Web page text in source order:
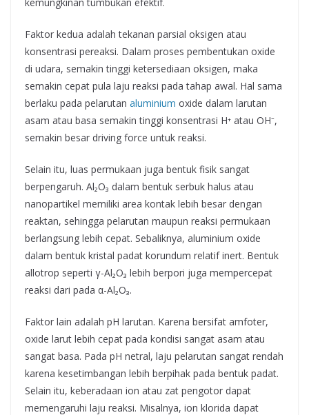
Faktor kedua adalah tekanan parsial oksigen atau
konsentrasi pereaksi. Dalam proses pembentukan oxide
di udara, semakin tinggi ketersediaan oksigen, maka
semakin cepat pula laju reaksi pada tahap awal. Hal sama
berlaku pada pelarutan aluminium oxide dalam larutan
asam atau basa semakin tinggi konsentrasi H⁺ atau OH⁻,
semakin besar driving force untuk reaksi.
Selain itu, luas permukaan juga bentuk fisik sangat
berpengaruh. Al₂O₃ dalam bentuk serbuk halus atau
nanopartikel memiliki area kontak lebih besar dengan
reaktan, sehingga pelarutan maupun reaksi permukaan
berlangsung lebih cepat. Sebaliknya, aluminium oxide
dalam bentuk kristal padat korundum relatif inert. Bentuk
allotrop seperti γ-Al₂O₃ lebih berpori juga mempercepat
reaksi dari pada α-Al₂O₃.
Faktor lain adalah pH larutan. Karena bersifat amfoter,
oxide larut lebih cepat pada kondisi sangat asam atau
sangat basa. Pada pH netral, laju pelarutan sangat rendah
karena kesetimbangan lebih berpihak pada bentuk padat.
Selain itu, keberadaan ion atau zat pengotor dapat
memengaruhi laju reaksi. Misalnya, ion klorida dapat